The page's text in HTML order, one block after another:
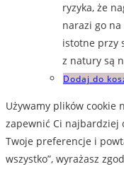
ryzyka, że
narazi go na
istotne przy
z natury są
Dodaj do
Używamy plików cookie
zapewnić Ci najbardziej
Twoje preferencje i
wszystko”, wyrażasz